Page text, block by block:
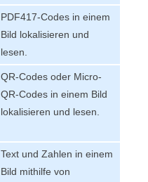
PDF417-Codes in einem
Bild lokalisieren und
lesen.
QR-Codes oder Micro-
QR-Codes in einem Bild
lokalisieren und lesen.
Text und Zahlen in einem
Bild mithilfe von